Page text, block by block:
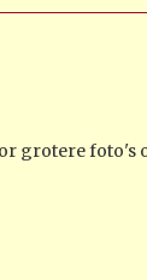
grotere foto's